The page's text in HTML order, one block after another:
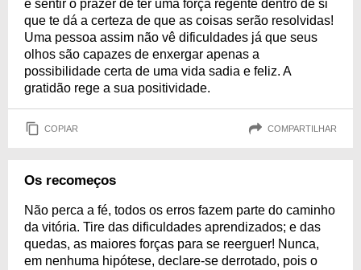
é sentir o prazer de ter uma força regente dentro de si
que te dá a certeza de que as coisas serão resolvidas!
Uma pessoa assim não vê dificuldades já que seus
olhos são capazes de enxergar apenas a
possibilidade certa de uma vida sadia e feliz. A
gratidão rege a sua positividade.
COPIAR COMPARTILHAR
Os recomeços
Não perca a fé, todos os erros fazem parte do caminho
da vitória. Tire das dificuldades aprendizados; e das
quedas, as maiores forças para se reerguer! Nunca,
em nenhuma hipótese, declare-se derrotado, pois o